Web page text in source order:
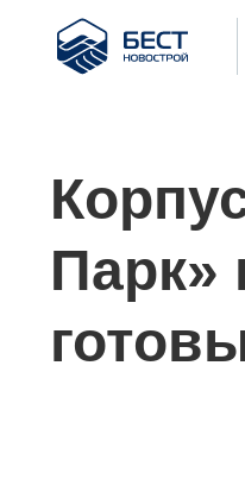
Бест
Новострой
Парк»